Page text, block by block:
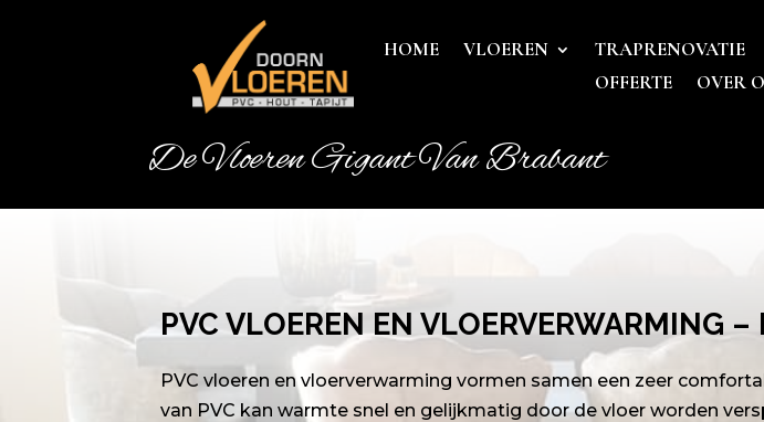
HOME VLOEREN TRAPRENOVATIE
OFFERTE
OVER
De Vloeren Gigant Van Brabant
PVC VLOEREN EN VLOERVERWARMING
PVC vloeren en vloerverwarming vormen samen een zeer
van PVC kan warmte snel en gelijkmatig door de vloer worden